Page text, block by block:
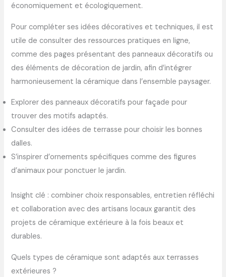
économiquement et écologiquement.
Pour compléter ses idées décoratives et techniques, il est
utile de consulter des ressources pratiques en ligne,
comme des pages présentant des panneaux décoratifs ou
des éléments de décoration de jardin, afin d’intégrer
harmonieusement la céramique dans l’ensemble paysager.
Explorer des panneaux décoratifs pour façade pour
trouver des motifs adaptés.
Consulter des idées de terrasse pour choisir les bonnes
dalles.
S’inspirer d’ornements spécifiques comme des figures
d’animaux pour ponctuer le jardin.
Insight clé : combiner choix responsables, entretien réfléchi
et collaboration avec des artisans locaux garantit des
projets de céramique extérieure à la fois beaux et
durables.
Quels types de céramique sont adaptés aux terrasses
extérieures ?